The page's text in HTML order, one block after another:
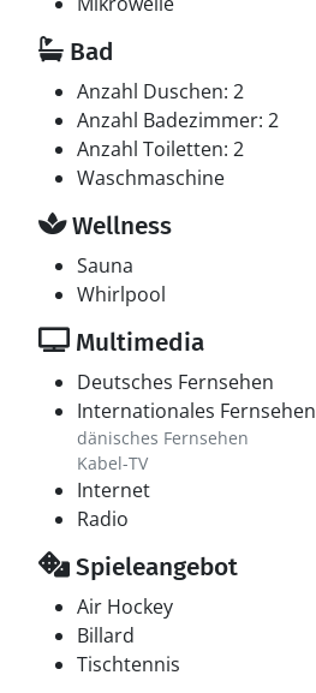
Bad
Anzahl Duschen: 2
Anzahl Badezimmer: 2
Anzahl Toiletten: 2
Waschmaschine
Wellness
Sauna
Whirlpool
Multimedia
Deutsches Fernsehen
Internationales Fernsehen
dänisches Fernsehen
Kabel-TV
Internet
Radio
Spieleangebot
Air Hockey
Billard
Tischtennis